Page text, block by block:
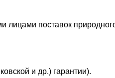
поставок природного
и др.) гарантии).